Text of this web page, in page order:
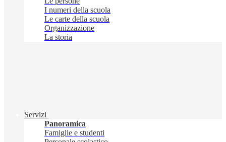
I numeri della scuola
Le carte della scuola
Organizzazione
La storia
Servizi
Panoramica
Famiglie e studenti